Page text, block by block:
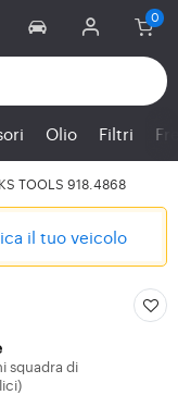
Olio Filtri
KS TOOLS 918.4868
il tuo veicolo
squadra di